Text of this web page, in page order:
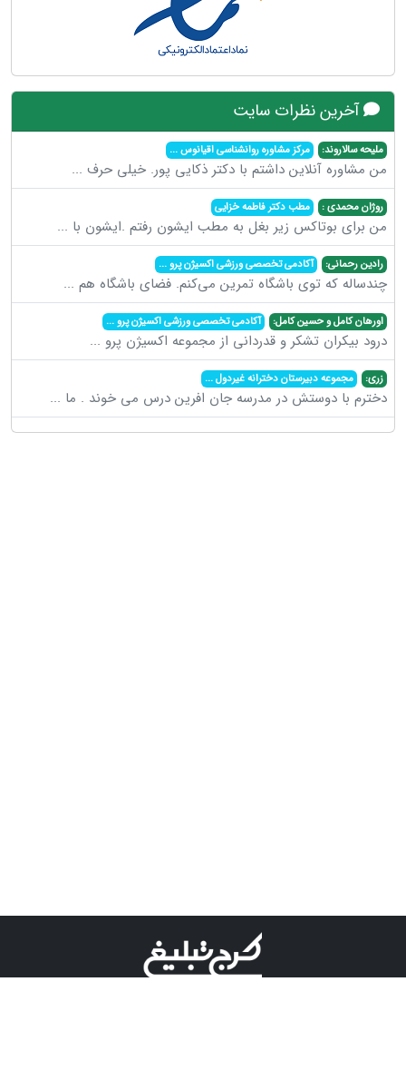
آخرین نظرات سایت
ملیحه سالاروند: مرکز مشاوره روانشناسی اقیانوس...
من مشاوره آنلاین داشتم با دکتر ذکایی پور. خیلی حرف ...
روژان محمدی : مطب دکتر فاطمه خزایی
من برای بوتاکس زیر بغل به مطب ایشون رفتم .ایشون با ...
رادین رحمانی: آکادمی تخصصی ورزشی اکسیژن پرو...
چندساله که توی باشگاه تمرین می‌کنم. فضای باشگاه هم ...
اورهان کامل و حسین کامل: آکادمی تخصصی ورزشی اکسیژن پرو...
درود بیکران تشکر و قدردانی از مجموعه اکسیژن پرو ...
زری: مجموعه دبیرستان دخترانه غیردول...
دخترم با دوستش در مدرسه جان افرین درس می خوند . ما ...